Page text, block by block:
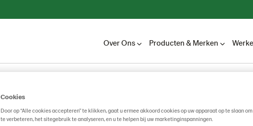
Over Ons Producten & Merken
Lantmännen Unibake Nieuws 2025
Cookies
Door op “Alle cookies accepteren” te klikken, gaat u ermee akkoord cookies op uw apparaat op te slaan
te verbeteren, het sitegebruik te analyseren, en u te helpen bij uw marketinginspanningen.